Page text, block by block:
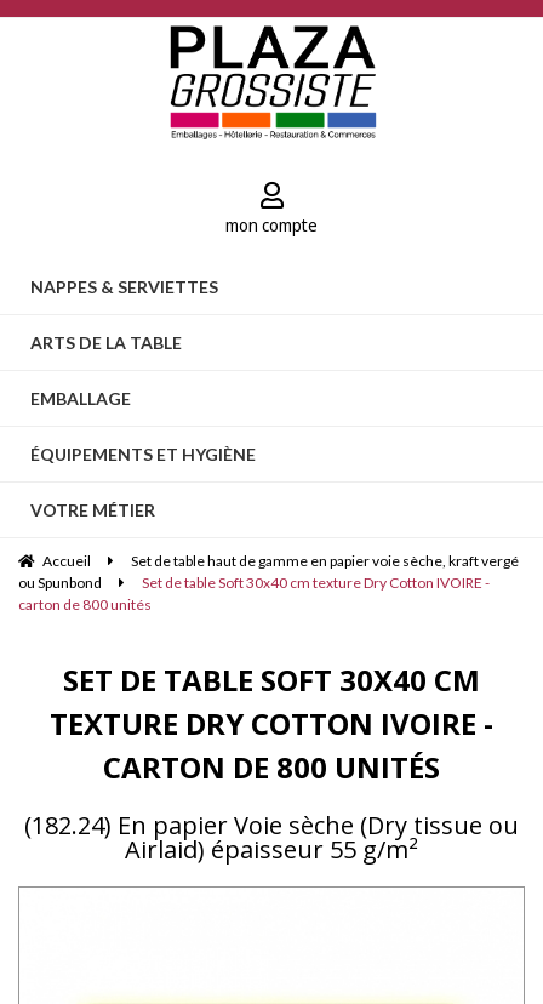
mon compte
NAPPES & SERVIETTES
ARTS DE LA TABLE
EMBALLAGE
ÉQUIPEMENTS ET HYGIÈNE
VOTRE MÉTIER
Accueil
Set de table haut de gamme en papier voie sèche, kraft vergé
ou Spunbond
Set de table Soft 30x40 cm texture Dry Cotton IVOIRE -
carton de 800 unités
SET DE TABLE SOFT 30X40 CM
TEXTURE DRY COTTON IVOIRE -
CARTON DE 800 UNITÉS
(182.24) En papier Voie sèche (Dry tissue ou
Airlaid) épaisseur 55 g/m²